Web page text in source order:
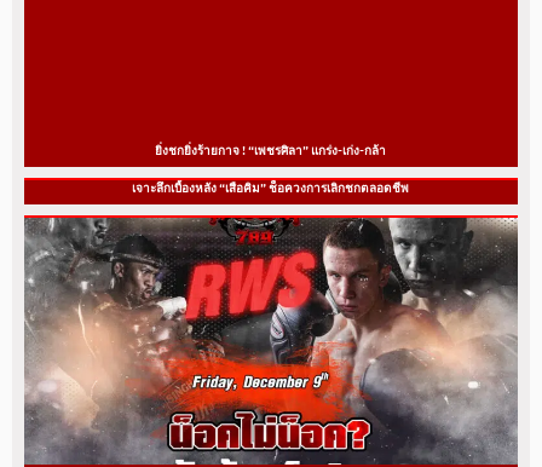
ยิ่งชกยิ่งร้ายกาจ ! “เพชรศิลา” แกร่ง-เก่ง-กล้า
เจาะลึกเบื้องหลัง “เสือคิม” ช็อควงการเลิกชกตลอดชีพ